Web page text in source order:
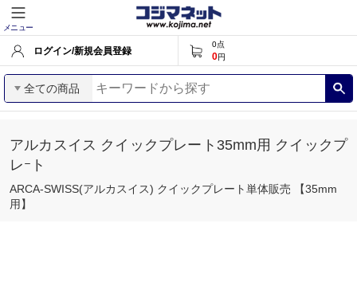
メニュー
ログイン/新規会員登録
0点
0円
全ての商品
アルカスイス クイックプレート35mm用 クイックプ
レｰト
ARCA-SWISS(アルカスイス) クイックプレート単体販売 【35mm
用】